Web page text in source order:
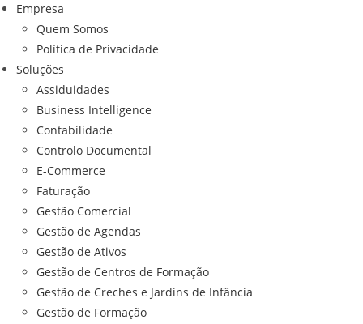
Empresa
Quem Somos
Política de Privacidade
Soluções
Assiduidades
Business Intelligence
Contabilidade
Controlo Documental
E-Commerce
Faturação
Gestão Comercial
Gestão de Agendas
Gestão de Ativos
Gestão de Centros de Formação
Gestão de Creches e Jardins de Infância
Gestão de Formação